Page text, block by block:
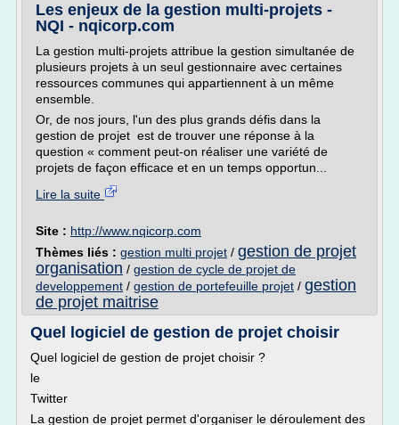
Les enjeux de la gestion multi-projets -
NQI - nqicorp.com
La gestion multi-projets attribue la gestion simultanée de
plusieurs projets à un seul gestionnaire avec certaines
ressources communes qui appartiennent à un même
ensemble.
Or, de nos jours, l'un des plus grands défis dans la
gestion de projet est de trouver une réponse à la
question « comment peut-on réaliser une variété de
projets de façon efficace et en un temps opportun...
Lire la suite
Site : http://www.nqicorp.com
Thèmes liés : gestion multi projet / gestion de projet
organisation / gestion de cycle de projet de
developpement / gestion de portefeuille projet / gestion
de projet maitrise
Quel logiciel de gestion de projet choisir
Quel logiciel de gestion de projet choisir ?
le
Twitter
La gestion de projet permet d'organiser le déroulement des